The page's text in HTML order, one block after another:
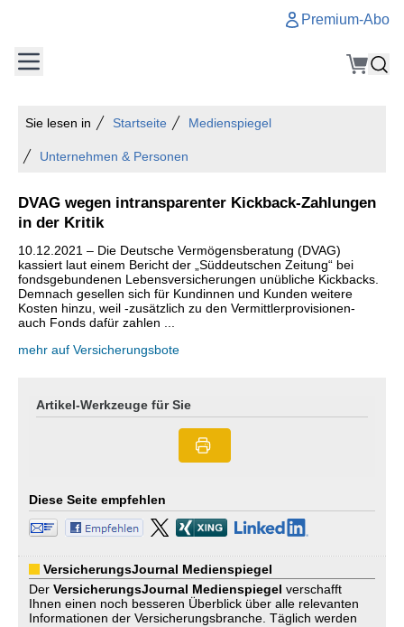
Premium-Abo
Sie lesen in Startseite Medienspiegel
Unternehmen & Personen
DVAG wegen intransparenter Kickback-Zahlungen
in der Kritik
10.12.2021 – Die Deutsche Vermögensberatung (DVAG)
kassiert laut einem Bericht der „Süddeutschen Zeitung“ bei
fondsgebundenen Lebensversicherungen unübliche Kickbacks.
Demnach gesellen sich für Kundinnen und Kunden weitere
Kosten hinzu, weil -zusätzlich zu den Vermittlerprovisionen-
auch Fonds dafür zahlen ...
mehr auf Versicherungsbote
Artikel-Werkzeuge für Sie
Diese Seite empfehlen
VersicherungsJournal Medienspiegel
Der VersicherungsJournal Medienspiegel verschafft
Ihnen einen noch besseren Überblick über alle relevanten
Informationen der Versicherungsbranche. Täglich werden